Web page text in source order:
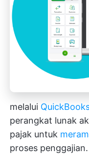
melalui
perangkat lunak
pajak untuk
proses